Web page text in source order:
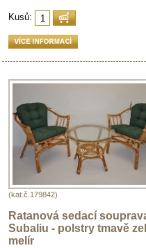
Kusů:
(kat.č.179842)
Ratanová sedací
Subaliu - polstry tmavě
melír